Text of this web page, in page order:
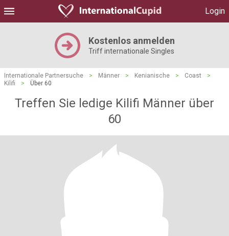
Login
Kostenlos anmelden
Triff internationale Singles
Internationale Partnersuche > Männer > Kenianische > Coast
>
Kilifi
> Über 60
Treffen Sie ledige Kilifi Männer über
60